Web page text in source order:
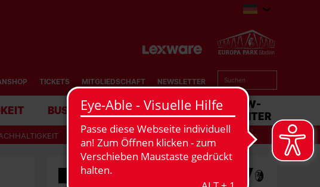
TICKETS MITGLIEDSCHAFT NEWSLETTER
BUSINESS STADION MATCHCENTER